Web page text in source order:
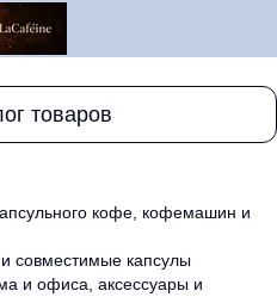
товаров
кофе, кофемашин и
совместимые капсулы
и офиса, аксессуары и